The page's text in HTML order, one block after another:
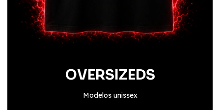
OVERSIZEDS
Modelos unissex